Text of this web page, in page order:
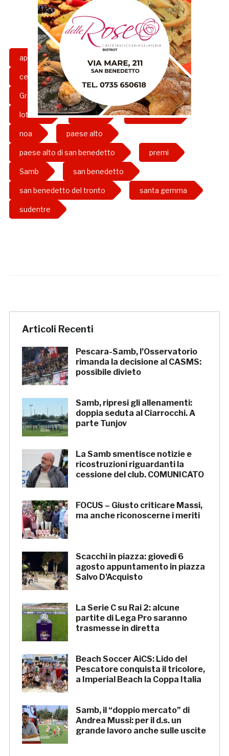
apericena beneficenza cena
cena di natale grb
Grottammare istituto santa gemma
lotteria natale natale 2017
noa paese alto
paese alto di san benedetto premi
Samb san benedetto
san benedetto del tronto santa gemma
sudentre
Articoli Recenti
Pescara-Samb, l’Osservatorio
rimanda la decisione al CASMS:
possibile divieto
Samb, ripresi gli allenamenti:
doppia seduta al Ciarrocchi. A
parte Tunjov
La Samb smentisce notizie e
ricostruzioni riguardanti la
cessione del club. COMUNICATO
FOCUS – Giusto criticare Massi,
ma anche riconoscerne i meriti
Scacchi in piazza: giovedì 6
agosto appuntamento in piazza
Salvo D’Acquisto
La Serie C su Rai 2: alcune
partite di Lega Pro saranno
trasmesse in diretta
Beach Soccer AiCS: Lido del
Pescatore conquista il tricolore,
a Imperial Beach la Coppa Italia
Samb, il “doppio mercato” di
Andrea Mussi: per il d.s. un
grande lavoro anche sulle uscite